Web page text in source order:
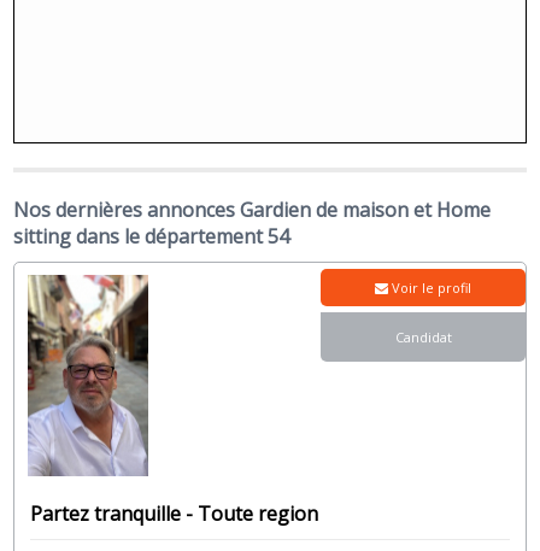
Nos dernières annonces Gardien de maison et Home
sitting dans le département 54
Partez tranquille - Toute region
Voir le profil
Candidat